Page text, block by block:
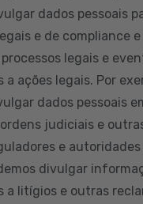
dados pessoais
e de compliance e
legais e
a ações legais. Por
dados pessoais
judiciais e
e autoridades
divulgar
a litígios e outras